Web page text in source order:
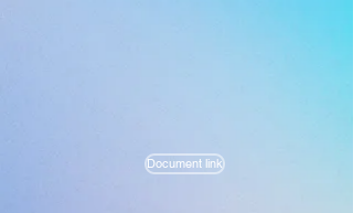
Document link